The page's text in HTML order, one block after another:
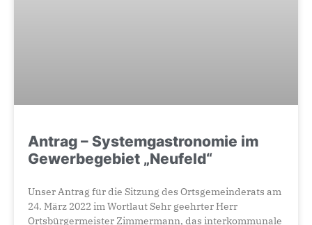
Antrag – Systemgastronomie im
Gewerbegebiet „Neufeld“
Unser Antrag für die Sitzung des Ortsgemeinderats am
24. März 2022 im Wortlaut Sehr geehrter Herr
Ortsbürgermeister Zimmermann, das interkommunale